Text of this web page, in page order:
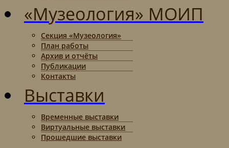
«Музеология» МОИП
Секция «Музеология»
План работы
Архив и отчёты
Публикации
Контакты
Выставки
Временные выставки
Виртуальные выставки
Прошедшие выставки